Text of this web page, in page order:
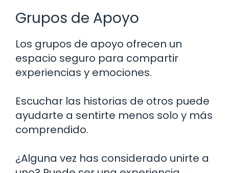
Grupos de Apoyo
Los grupos de apoyo ofrecen un
espacio seguro para compartir
experiencias y emociones.
Escuchar las historias de otros puede
ayudarte a sentirte menos solo y más
comprendido.
¿Alguna vez has considerado unirte a